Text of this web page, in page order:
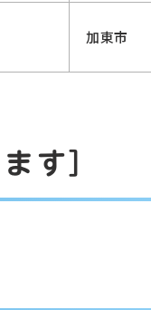
加東市
す］